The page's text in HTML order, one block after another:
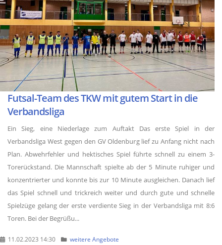
Futsal-Team des TKW mit gutem Start in die
Verbandsliga
Ein Sieg, eine Niederlage zum Auftakt Das erste Spiel in der
Verbandsliga West gegen den GV Oldenburg lief zu Anfang nicht nach
Plan. Abwehrfehler und hektisches Spiel führte schnell zu einem 3-
Torerückstand. Die Mannschaft spielte ab der 5 Minute ruhiger und
konzentrierter und konnte bis zur 10 Minute ausgleichen. Danach lief
das Spiel schnell und trickreich weiter und durch gute und schnelle
Spielzüge gelang der erste verdiente Sieg in der Verbandsliga mit 8:6
Toren. Bei der Begrüßu...
11.02.2023 14:30 weitere Angebote